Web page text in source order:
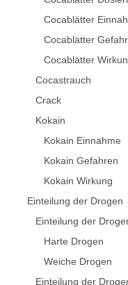
Cocablätter
Cocablätter
Cocablätter
Cocastrauch
Crack
Kokain
Kokain Einnahme
Kokain Gefahren
Kokain Wirkung
Einteilung der Drogen
Einteilung der
Harte Drogen
Weiche Drogen
Einteilung der